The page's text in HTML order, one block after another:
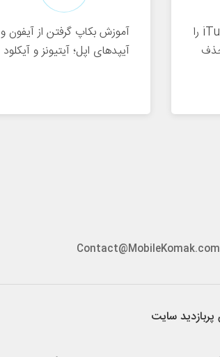
چگونه فایل بک‌آپ iTunes را
آموزش بکاپ گرفتن از آیفون و
آیپدهای اپل؛ آیتیونز و آیکلود
Contact@MobileKomak.com
پربازدید سایت